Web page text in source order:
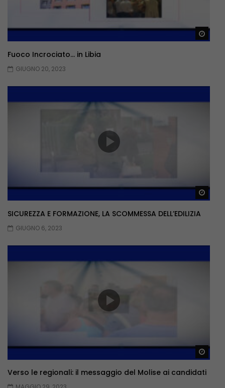
Fuoco Incrociato… in Libia
GIUGNO 20, 2023
SICUREZZA E FORMAZIONE, LA SCOMMESSA DELL’EDILIZIA
GIUGNO 6, 2023
Verso le regionali: il messaggio del Molise ai candidati